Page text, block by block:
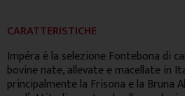
CARATTERISTICHE
Impéra è la selezione Fontebona di
bovine nate, allevate e macellate in
principalmente la Frisona e la Bruna